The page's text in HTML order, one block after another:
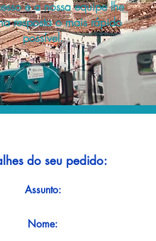
e a nossa equipe lhe
resposta o mais rápido
possível.
do seu pedido:
Assunto:
Nome: